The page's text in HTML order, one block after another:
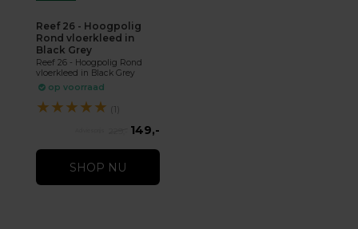
Reef 26 - Hoogpolig
Rond vloerkleed in
Black Grey
Reef 26 - Hoogpolig Rond
vloerkleed in Black Grey
op voorraad
★★★★★ (1)
149,-
SHOP NU